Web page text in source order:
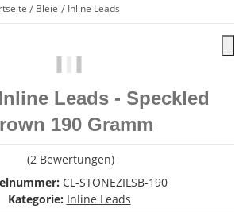
Bleie Inline Leads
Leads - Speckled
190 Gramm
(2 Bewertungen)
CL-STONEZILSB-190
Kategorie: Inline Leads